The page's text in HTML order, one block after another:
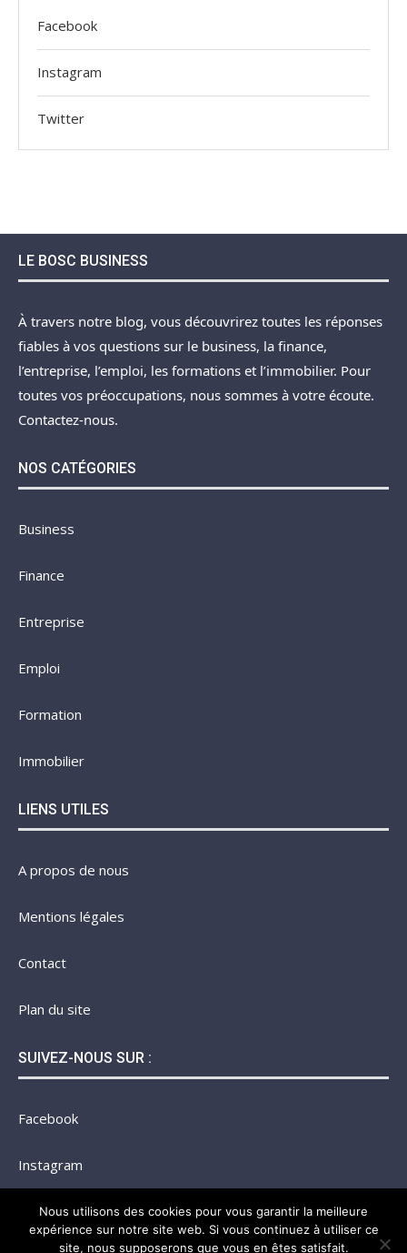
Facebook
Instagram
Twitter
LE BOSC BUSINESS
À travers notre blog, vous découvrirez toutes les réponses
fiables à vos questions sur le business, la finance,
l’entreprise, l’emploi, les formations et l’immobilier. Pour
toutes vos préoccupations, nous sommes à votre écoute.
Contactez-nous.
NOS CATÉGORIES
Business
Finance
Entreprise
Emploi
Formation
Immobilier
LIENS UTILES
A propos de nous
Mentions légales
Contact
Plan du site
SUIVEZ-NOUS SUR :
Facebook
Instagram
Twitter
Nous utilisons des cookies pour vous garantir la meilleure
expérience sur notre site web. Si vous continuez à utiliser ce
site, nous supposerons que vous en êtes satisfait.